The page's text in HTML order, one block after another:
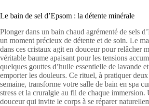
Le bain de sel d’Epsom : la détente minérale
Plonger dans un bain chaud agrémenté de sels
un moment précieux de détente et de soin. Le
dans ces cristaux agit en douceur pour relâcher
véritable baume apaisant pour les tensions
quelques gouttes d’huile essentielle de lavande
emporter les douleurs. Ce rituel, à pratiquer
semaine, transforme votre salle de bain en spa
stress et la cruralgie au fil de chaque
douceur qui invite le corps à se réparer